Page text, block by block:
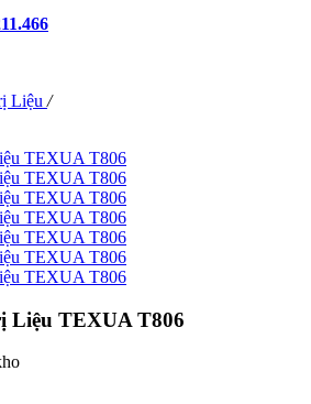
Liệu /
Liệu TEXUA T806